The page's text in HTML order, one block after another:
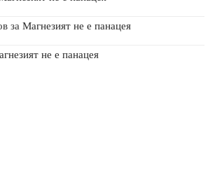
за Магнезият не е панацея
не е панацея